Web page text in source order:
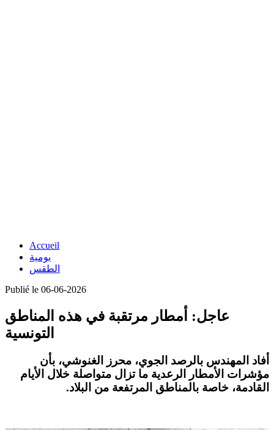
Accueil
يومية
الطقس
Publié le 06-06-2026
عاجل: أمطار مرتقبة في هذه المناطق
التونسية
أفاد المهندس بالرصد الجوي، محرز الغنوشي، بأن
مؤشرات الأمطار
الرعدية ما تزال متواصلة خلال الأيام
القادمة، خاصة بالمناطق المرتفعة من البلاد.